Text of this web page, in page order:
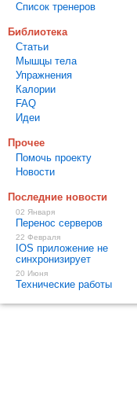
Список тренеров
Библиотека
Статьи
Мышцы тела
Упражнения
Калории
FAQ
Идеи
Прочее
Помочь проекту
Новости
Последние новости
02 Января
Перенос серверов
22 Февраля
IOS приложение не
синхронизирует
20 Июня
Технические работы